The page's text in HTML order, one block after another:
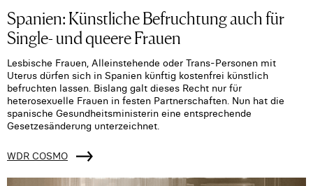
Spanien: Künstliche Befruchtung auch für
Single- und queere Frauen
Lesbische Frauen, Alleinstehende oder Trans-Personen mit
Uterus dürfen sich in Spanien künftig kostenfrei künstlich
befruchten lassen. Bislang galt dieses Recht nur für
heterosexuelle Frauen in festen Partnerschaften. Nun hat die
spanische Gesundheitsministerin eine entsprechende
Gesetzesänderung unterzeichnet.
WDR COSMO